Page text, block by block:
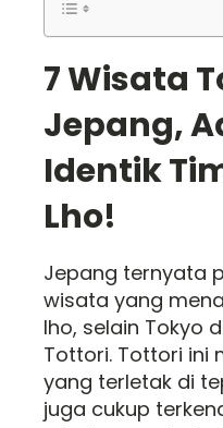
7 Wisata
Jepang,
Identik
Lho!
Jepang ternyata
wisata yang
lho, selain Tokyo
Tottori. Tottori ini
yang terletak di
juga cukup